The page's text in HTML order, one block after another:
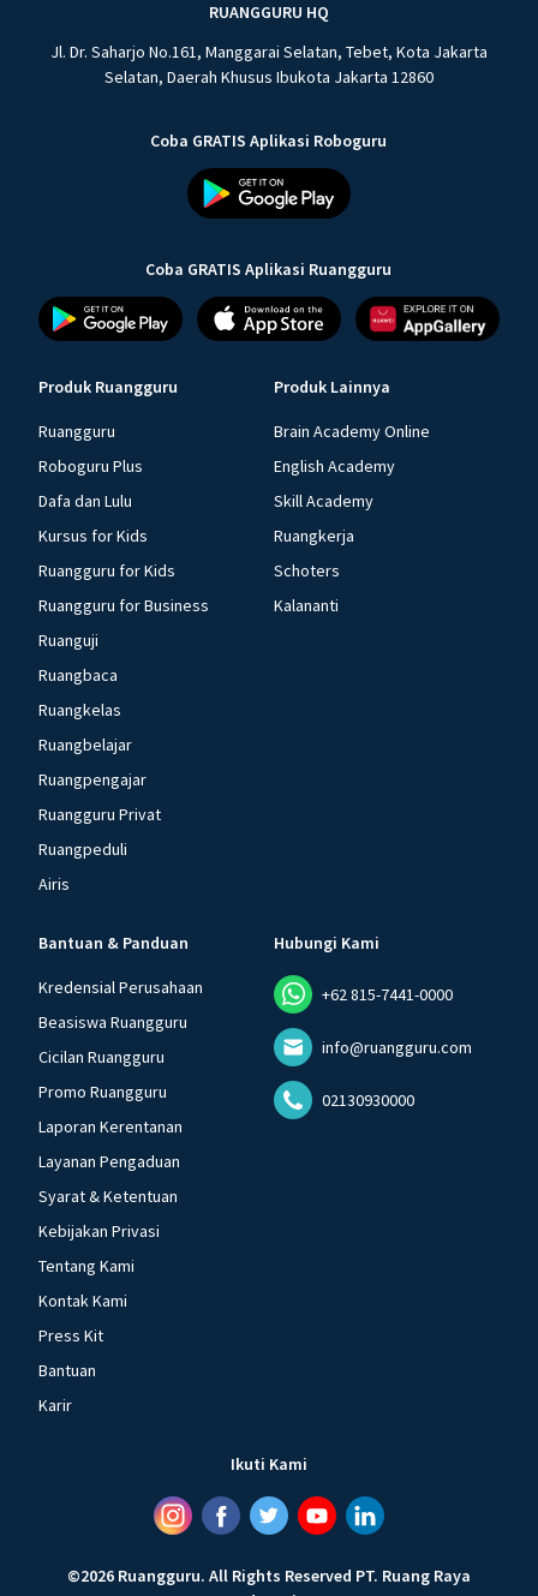
RUANGGURU HQ
Jl. Dr. Saharjo No.161, Manggarai Selatan, Tebet, Kota Jakarta
Selatan, Daerah Khusus Ibukota Jakarta 12860
Coba GRATIS Aplikasi Roboguru
Coba GRATIS Aplikasi Ruangguru
Produk Ruangguru
Ruangguru
Roboguru Plus
Dafa dan Lulu
Kursus for Kids
Ruangguru for Kids
Ruangguru for Business
Ruanguji
Ruangbaca
Ruangkelas
Ruangbelajar
Ruangpengajar
Ruangguru Privat
Ruangpeduli
Airis
Produk Lainnya
Brain Academy Online
English Academy
Skill Academy
Ruangkerja
Schoters
Kalananti
Bantuan & Panduan
Kredensial Perusahaan
Beasiswa Ruangguru
Cicilan Ruangguru
Promo Ruangguru
Laporan Kerentanan
Layanan Pengaduan
Syarat & Ketentuan
Kebijakan Privasi
Tentang Kami
Kontak Kami
Press Kit
Bantuan
Karir
Hubungi Kami
+62 815-7441-0000
info@ruangguru.com
02130930000
Ikuti Kami
©2026 Ruangguru. All Rights Reserved PT. Ruang Raya